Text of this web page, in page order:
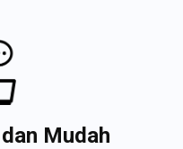
Mudah